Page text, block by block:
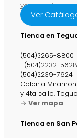
Ver
Tienda en
(504)3265-8800
(504)2232-5628
(504)2239-7624
Colonia
y 4ta calle.
→ Ver mapa
Tienda en San